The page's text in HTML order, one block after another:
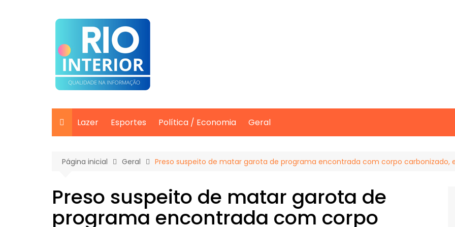
Lazer Esportes Política / Economia Geral
Página inicial Geral Preso suspeito de matar garota de programa encontrada com corpo carbonizado,
Preso suspeito de matar garota de
programa encontrada com corpo